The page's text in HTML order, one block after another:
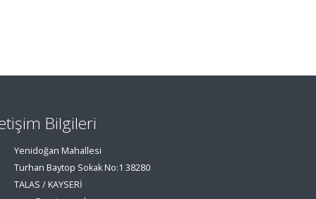
Bilgileri
Yenidoğan Mahallesi
Turhan Baytop Sokak No:1 38280
TALAS / KAYSERİ